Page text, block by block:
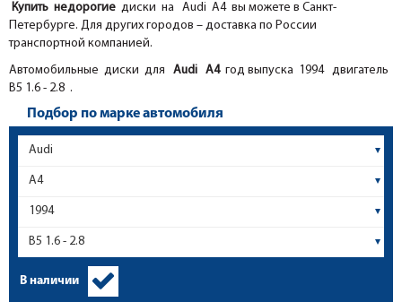
Купить недорогие диски на Audi A4 вы можете в Санкт-
Петербурге. Для других городов – доставка по России
транспортной компанией.
Автомобильные диски для
Audi A4год выпуска 1994 двигатель
B5 1.6 - 2.8 .
Подбор по марке автомобиля
В наличии